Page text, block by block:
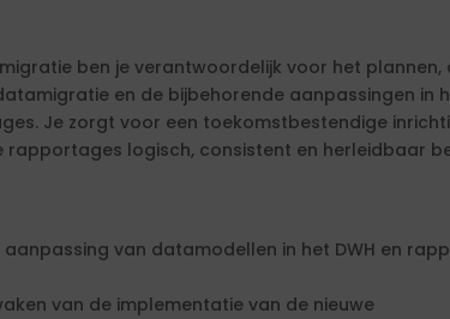
ben je verantwoordelijk voor het plannen,
en de bijbehorende aanpassingen in
Je zorgt voor een toekomstbestendige
rapportages logisch, consistent en herleidbaar
van datamodellen in het DWH en
van de implementatie van de nieuwe